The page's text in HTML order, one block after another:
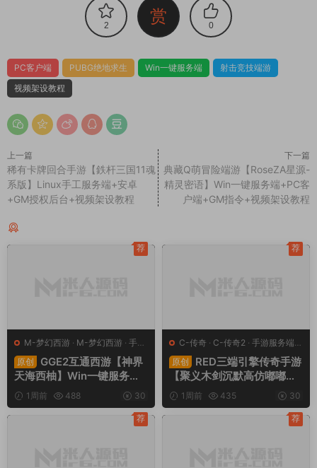
2 赏 0
PC客户端 PUBG绝地求生 Win一键服务端
射击竞技端游
视频架设教程
上一篇
稀有卡牌回合手游【鉄杆三国11魂
系版】Linux手工服务端+安卓
+GM授权后台+视频架设教程
下一篇
典藏Q萌冒险端游【RoseZA星源-
精灵密语】Win一键服务端+PC客
户端+GM指令+视频架设教程
M-梦幻西游 · M-梦幻西游 · 手游
服务端 · 端游服务端
原创
GGE2互通西游【神界
天海西柚】Win一键服务端
+安卓苹果PC三端+内置GM
工具+全套源码+视频架设教
1周前 488 30
荐
C-传奇 · C-传奇2 · 手游服务端·
端游服务端
原创
RED三端引擎传奇手游
【聚义木剑沉默高仿嘟嘟沉
默】Win一键服务端+安卓苹
果PC三端+视频架设教程
1周前 435 30
荐
荐 荐